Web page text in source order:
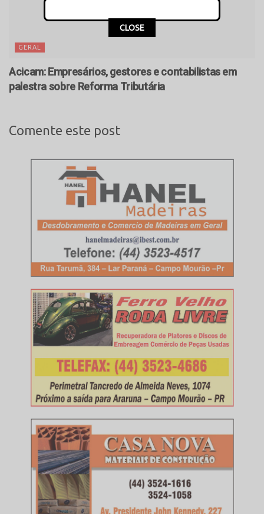
GERAL
Acicam: Empresários, gestores e contabilistas em
palestra sobre Reforma Tributária
Comente este post
CLOSE